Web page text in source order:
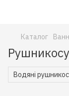
Каталог
Водяні